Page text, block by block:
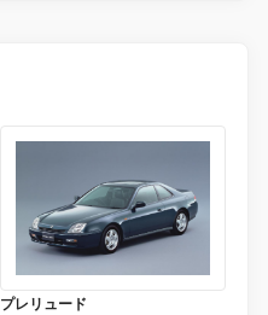
プレリュード